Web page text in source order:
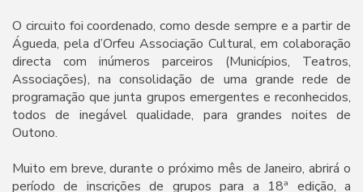
O circuito foi coordenado, como desde sempre e a partir de
Águeda, pela d’Orfeu Associação Cultural, em colaboração
directa com inúmeros parceiros (Municípios, Teatros,
Associações), na consolidação de uma grande rede de
programação que junta grupos emergentes e reconhecidos,
todos de inegável qualidade, para grandes noites de
Outono.
Muito em breve, durante o próximo mês de Janeiro, abrirá o
período de inscrições de grupos para a 18ª edição, a